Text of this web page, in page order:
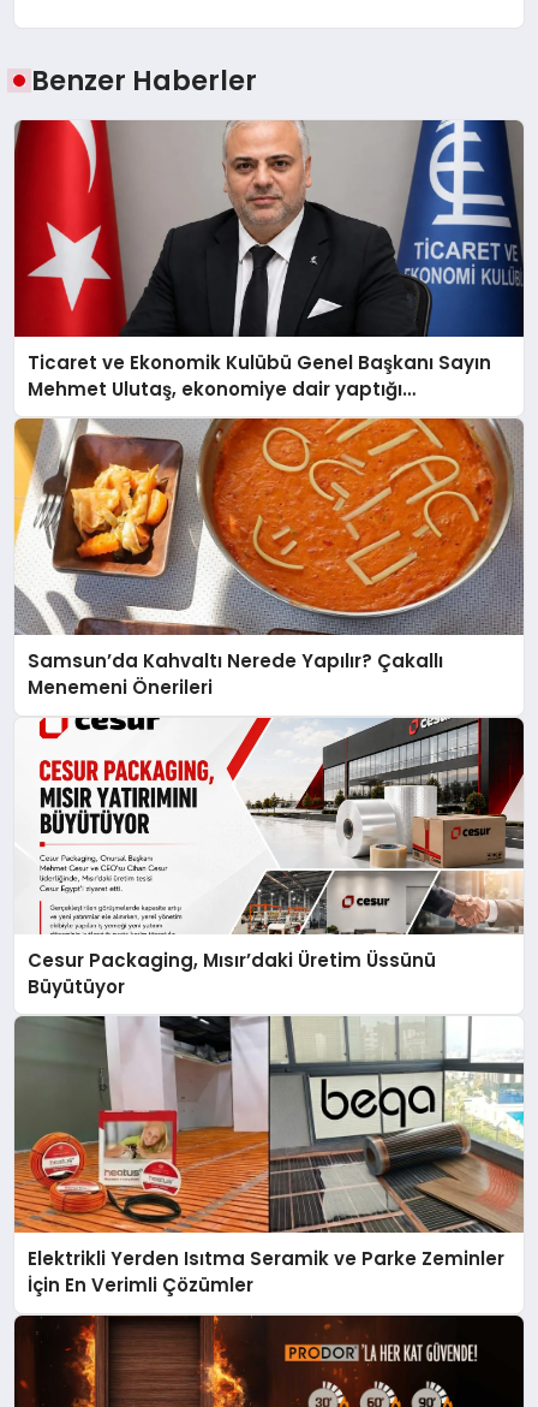
Benzer Haberler
Ticaret ve Ekonomik Kulübü Genel Başkanı Sayın
Mehmet Ulutaş, ekonomiye dair yaptığı
açıklamada şunları kaydetti:
Samsun’da Kahvaltı Nerede Yapılır? Çakallı
Menemeni Önerileri
Cesur Packaging, Mısır’daki Üretim Üssünü
Büyütüyor
Elektrikli Yerden Isıtma Seramik ve Parke Zeminler
İçin En Verimli Çözümler